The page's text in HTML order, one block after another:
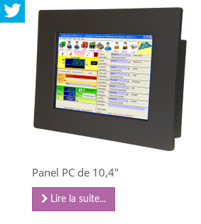
Panel PC de 10,4"
Lire la suite...